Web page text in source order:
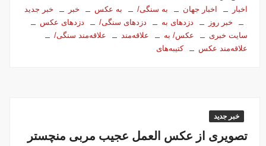
اخبار اخبار جهان به سنگی/ به عکس خبر
خبر جدید
خبر روز
دزدهای به دزدهای سنگی/
دزدهای عکس
سایت خبری
عکس/ به علاقه‌مند
علاقه‌مند سنگی/
علاقه‌مند عکس
کتیبه‌های
خبر جدید
تصویری از عکس العمل عجیب مربی منچستر